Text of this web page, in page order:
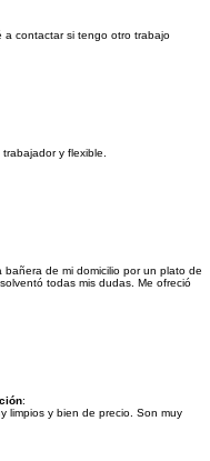
a contactar si tengo otro trabajo
y flexible.
de mi domicilio por un plato de
todas mis dudas. Me ofreció
:
limpios y bien de precio. Son muy